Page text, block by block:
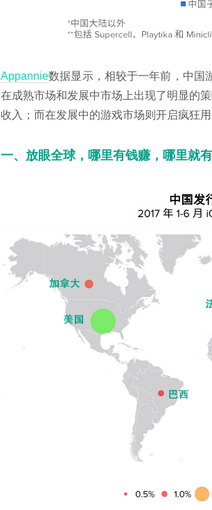
Appannie数据显示，相较于一年前，中国
在成熟市场和发展中市场上出现了明显的
收入；而在发展中的游戏市场则开启疯狂
一、放眼全球，哪里有钱赚，哪里就